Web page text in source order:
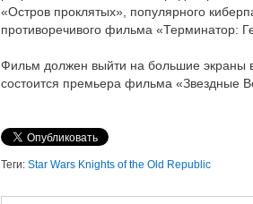
«Остров проклятых», популярного
противоречивого фильма «Терминатор:
Фильм должен выйти на большие экраны
состоится премьера фильма «Звездные
Теги: Star Wars Knights of the Old Republic